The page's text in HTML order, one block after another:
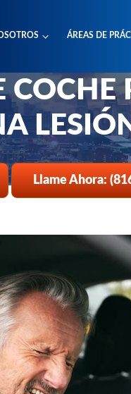
ÁREAS DE
COCHE
Llame Ahora: